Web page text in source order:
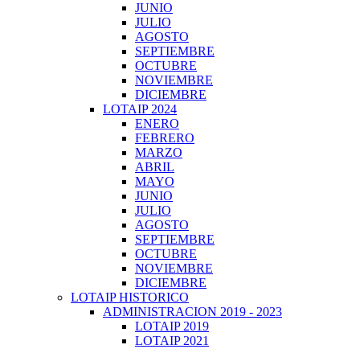
JUNIO
JULIO
AGOSTO
SEPTIEMBRE
OCTUBRE
NOVIEMBRE
DICIEMBRE
LOTAIP 2024
ENERO
FEBRERO
MARZO
ABRIL
MAYO
JUNIO
JULIO
AGOSTO
SEPTIEMBRE
OCTUBRE
NOVIEMBRE
DICIEMBRE
LOTAIP HISTORICO
ADMINISTRACION 2019 - 2023
LOTAIP 2019
LOTAIP 2021